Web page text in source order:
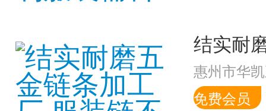
惠州市华
免费会员